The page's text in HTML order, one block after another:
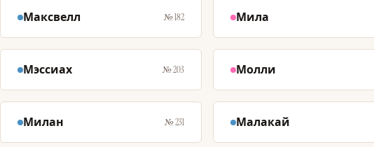
Максвелл № 182 Мила
Мэссиах № 203 Молли
Милан № 231 Малакай